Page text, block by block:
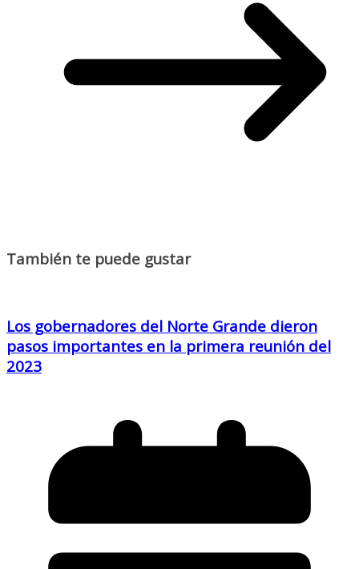
También te puede gustar
Los gobernadores del Norte Grande dieron
pasos importantes en la primera reunión del
2023